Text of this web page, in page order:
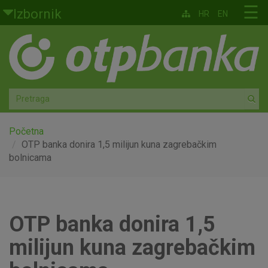
Skoči na glavni sadržaj
Izbornik
Građani
Privatno bankarstvo
Agro
Mala poduzeća i obrtnici
Srednja i velika poduzeća
Faktoring
O nama
☰
HR EN
Početna
OTP banka donira 1,5 milijun kuna zagrebačkim
bolnicama
OTP banka donira 1,5
milijun kuna zagrebačkim